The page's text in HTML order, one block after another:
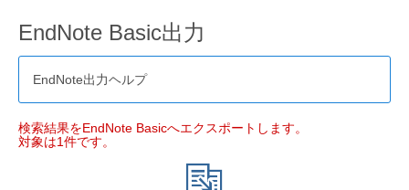
EndNote Basic出力
EndNote出力ヘルプ
検索結果をEndNote Basicへエクスポートします。
対象は1件です。